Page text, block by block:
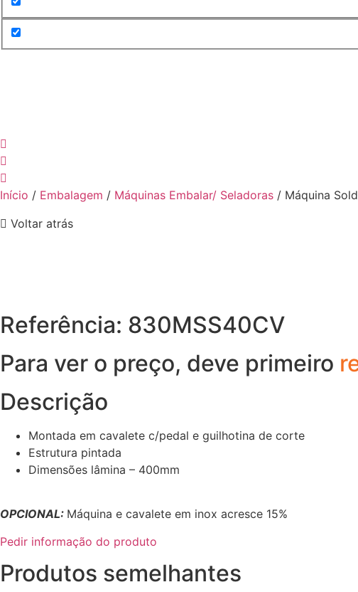
Início / Embalagem / Máquinas Embalar/ Seladoras / Máquina
Voltar atrás
Referência: 830MSS40CV
Para ver o preço, deve primeiro
Descrição
Montada em cavalete c/pedal e guilhotina de corte
Estrutura pintada
Dimensões lâmina – 400mm
OPCIONAL: Máquina e cavalete em inox acresce 15%
Pedir informação do produto
Produtos semelhantes